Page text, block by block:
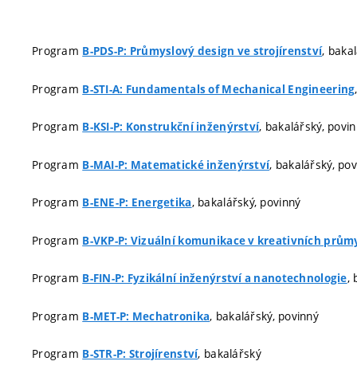
Program B-PDS-P: Průmyslový design ve strojírenství,
Program B-STI-A: Fundamentals of Mechanical Engineering
Program B-KSI-P: Konstrukční inženýrství, bakalářský,
Program B-MAI-P: Matematické inženýrství, bakalářský,
Program B-ENE-P: Energetika, bakalářský, povinný
Program B-VKP-P: Vizuální komunikace v kreativních
Program B-FIN-P: Fyzikální inženýrství a nanotechnologie,
Program B-MET-P: Mechatronika, bakalářský, povinný
Program B-STR-P: Strojírenství, bakalářský